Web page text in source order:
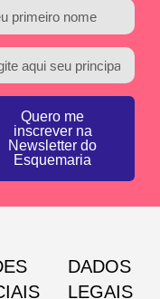
Quero me
inscrever na
Newsletter do
Esquemaria
DADOS
LEGAIS